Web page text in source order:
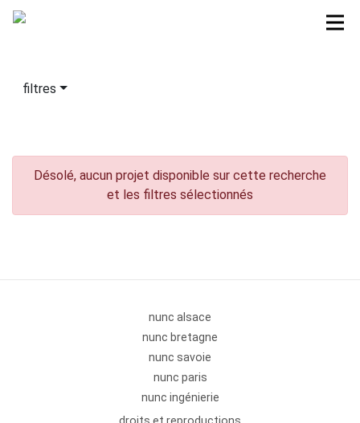
filtres
Désolé, aucun projet disponible sur cette recherche
et les filtres sélectionnés
nunc alsace
nunc bretagne
nunc savoie
nunc paris
nunc ingénierie